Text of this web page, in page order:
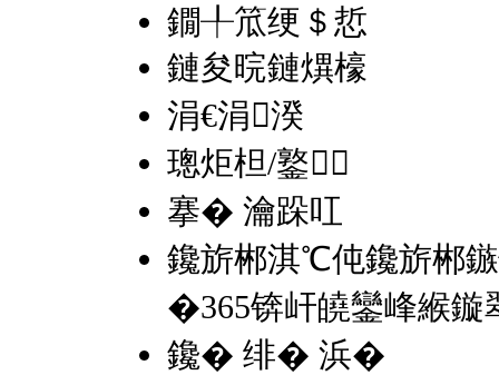
鐗╀笟绠＄悊
鏈夋晥鏈熼檺
涓€涓湀
璁炬柦/鐜
搴� 瀹跺叿
鑱旂郴淇℃伅鑱旂郴
�365锛屽皢鑾峰緱
鑱� 绯� 浜�